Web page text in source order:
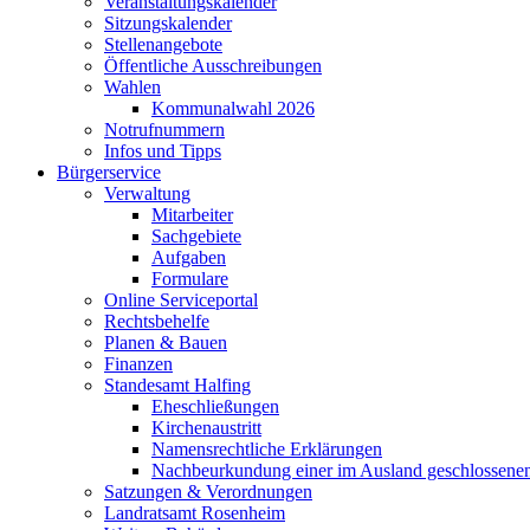
Sitzungskalender
Stellenangebote
Öffentliche Ausschreibungen
Wahlen
Kommunalwahl 2026
Notrufnummern
Infos und Tipps
Bürgerservice
Verwaltung
Mitarbeiter
Sachgebiete
Aufgaben
Formulare
Online Serviceportal
Rechtsbehelfe
Planen & Bauen
Finanzen
Standesamt Halfing
Eheschließungen
Kirchenaustritt
Namensrechtliche Erklärungen
Nachbeurkundung einer im Ausland
Satzungen & Verordnungen
Landratsamt Rosenheim